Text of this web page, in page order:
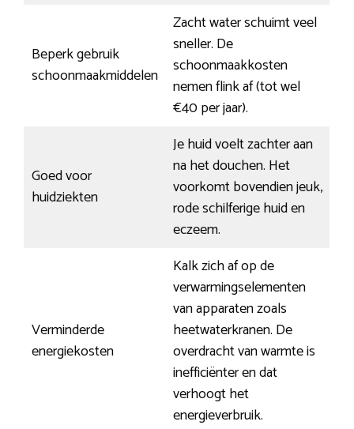
Beperk gebruik
schoonmaakmiddelen
Zacht water schuimt veel
sneller. De
schoonmaakkosten
nemen flink af (tot wel
€40 per jaar).
Goed voor
huidziekten
Je huid voelt zachter aan
na het douchen. Het
voorkomt bovendien jeuk,
rode schilferige huid en
eczeem.
Verminderde
energiekosten
Kalk zich af op de
verwarmingselementen
van apparaten zoals
heetwaterkranen. De
overdracht van warmte is
inefficiënter en dat
verhoogt het
energieverbruik.